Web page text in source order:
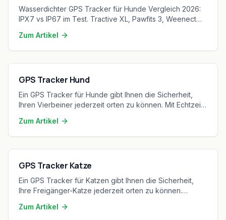
Wasserdichter GPS Tracker für Hunde Vergleich 2026:
IPX7 vs IP67 im Test. Tractive XL, Pawfits 3, Weenect
Zum Artikel
GPS Tracker Hund
Ein GPS Tracker für Hunde gibt Ihnen die Sicherheit,
Ihren Vierbeiner jederzeit orten zu können. Mit Echtzeit-
Sie Ihren Hund immer im Blick – egal wo er sich aufhält.
Zum Artikel
GPS Tracker Katze
Ein GPS Tracker für Katzen gibt Ihnen die Sicherheit,
Ihre Freigänger-Katze jederzeit orten zu können.
behalten Sie Ihre Samtpfote auch bei nächtlichen
Zum Artikel